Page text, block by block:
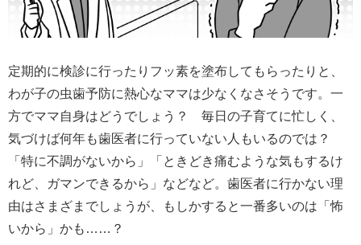
定期的に検診に行ったりフッ素を塗布してもらったりと、
わが子の虫歯予防に熱心なママは少なくなさそうです。一
方でママ自身はどうでしょう？ 毎日の子育てに忙しく、
気づけば何年も歯医者に行っていない人もいるのでは？
「特に不調がないから」「ときどき痛むような気もするけ
れど、ガマンできるから」などなど。歯医者に行かない理
由はさまざまでしょうが、もしかすると一番多いのは「怖
いから」かも……？